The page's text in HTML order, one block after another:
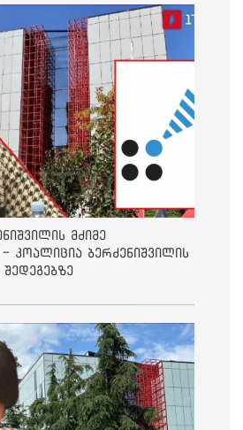
მძიმე
- კოალიცია ბერძენიშვილის